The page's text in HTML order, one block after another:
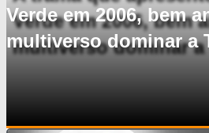
Verde em 2006, bem
multiverso dominar a